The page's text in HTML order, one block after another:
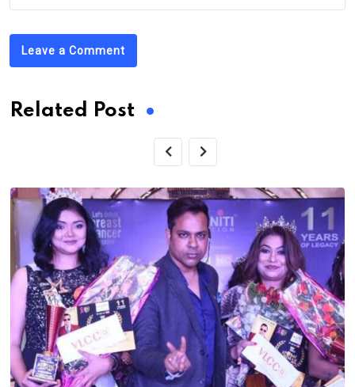
Leave a Comment
Related Post